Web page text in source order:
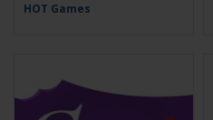
HOT Games